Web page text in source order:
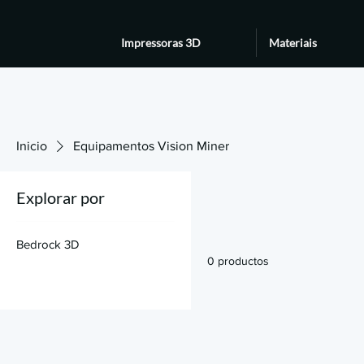
Impressoras 3D Materiais
Inicio Equipamentos Vision Miner
Explorar por
Bedrock 3D
0 productos